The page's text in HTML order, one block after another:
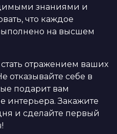
знаниями и
что каждое
на высшем
отражением ваших
отказывайте себе в
подарит вам
интерьера. Закажите
и сделайте первый